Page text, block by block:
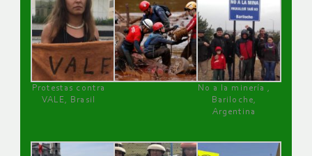
Protestas contra
VALE, Brasil
No a la minería ,
Bariloche,
Argentina